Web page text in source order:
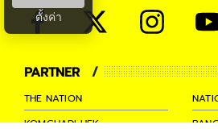
PARTNER
THE NATION
KOMCHADLUEK
ตั้งค่า